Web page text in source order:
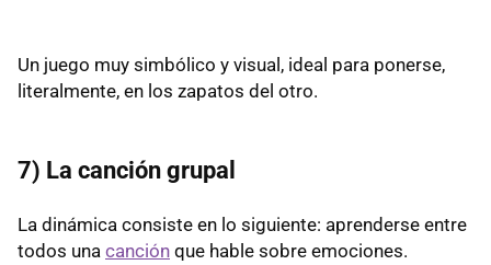
Un juego muy simbólico y visual, ideal para ponerse,
literalmente, en los zapatos del otro.
7) La canción grupal
La dinámica consiste en lo siguiente: aprenderse entre
todos una canción que hable sobre emociones.